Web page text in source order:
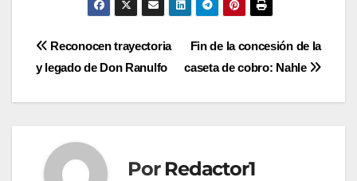
Navegación
de
Fin de la concesión de la
caseta de cobro: Nahle
Reconocen trayectoria
y legado de Don Ranulfo
Por Redactor1